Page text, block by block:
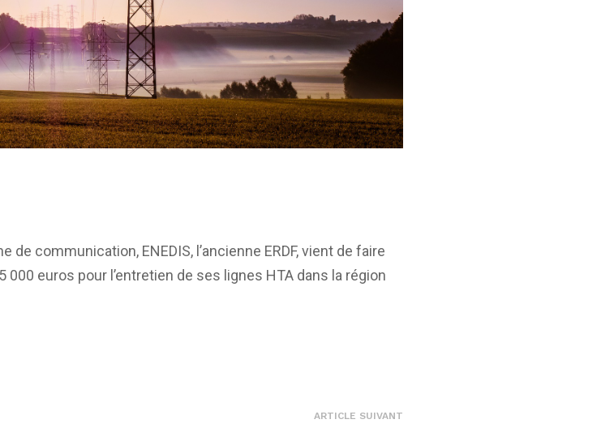
communication, ENEDIS, l’ancienne ERDF, vient de faire
000 euros pour l’entretien de ses lignes HTA dans la région
ARTICLE SUIVANT